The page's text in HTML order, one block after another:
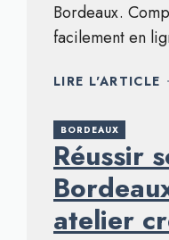
Bordeaux.
facilement en
LIRE L'ARTICLE
BORDEAUX
Réussir
atelier